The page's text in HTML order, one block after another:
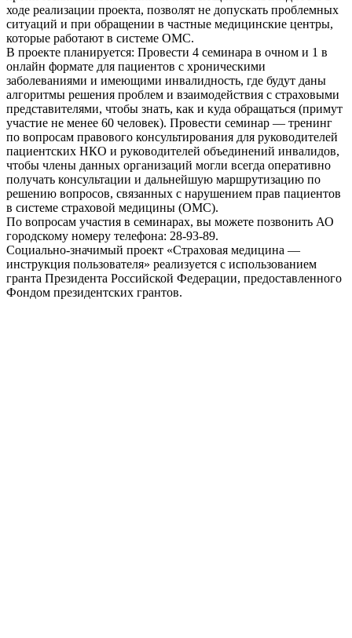
ходе реализации проекта, позволят не допускать проблемных
ситуаций и при обращении в частные медицинские центры,
которые работают в системе ОМС.
В проекте планируется: Провести 4 семинара в очном и 1 в
онлайн формате для пациентов с хроническими
заболеваниями и имеющими инвалидность, где будут даны
алгоритмы решения проблем и взаимодействия с страховыми
представителями, чтобы знать, как и куда обращаться (примут
участие не менее 60 человек). Провести семинар — тренинг
по вопросам правового консультирования для руководителей
пациентских НКО и руководителей объединений инвалидов,
чтобы члены данных организаций могли всегда оперативно
получать консультации и дальнейшую маршрутизацию по
решению вопросов, связанных с нарушением прав пациентов
в системе страховой медицины (ОМС).
По вопросам участия в семинарах, вы можете позвонить АО
городскому номеру телефона: 28-93-89.
Социально-значимый проект «Страховая медицина —
инструкция пользователя» реализуется с использованием
гранта Президента Российской Федерации, предоставленного
Фондом президентских грантов.